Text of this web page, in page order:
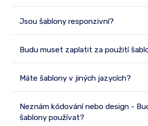
Jsou šablony responzivní?
Budu muset zaplatit za použití
Máte šablony v jiných jazycích?
Neznám kódování nebo design -
šablony používat?